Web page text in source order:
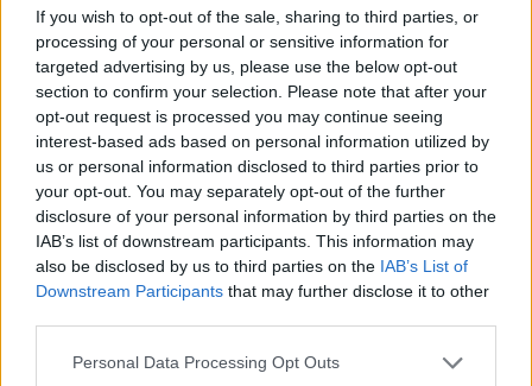
If you wish to opt-out of the sale, sharing to third parties, or
processing of your personal or sensitive information for
targeted advertising by us, please use the below opt-out
section to confirm your selection. Please note that after your
opt-out request is processed you may continue seeing
interest-based ads based on personal information utilized by
us or personal information disclosed to third parties prior to
your opt-out. You may separately opt-out of the further
disclosure of your personal information by third parties on the
IAB’s list of downstream participants. This information may
also be disclosed by us to third parties on the IAB’s List of
Downstream Participants that may further disclose it to other
Please note that this website/app uses one or more Google
Personal Data Processing Opt Outs
22·03·2020 09:20